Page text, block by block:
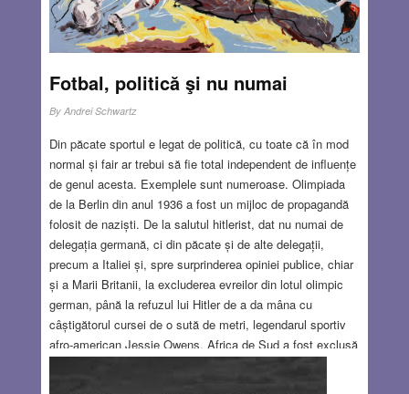
Fotbal, politică şi nu numai
By Andrei Schwartz
Din păcate sportul e legat de politică, cu toate că în mod
normal și fair ar trebui să fie total independent de influențe
de genul acesta. Exemplele sunt numeroase. Olimpiada
de la Berlin din anul 1936 a fost un mijloc de propagandă
folosit de naziști. De la salutul hitlerist, dat nu numai de
delegația germană, ci din păcate și de alte delegații,
precum a Italiei și, spre surprinderea opiniei publice, chiar
și a Marii Britanii, la excluderea evreilor din lotul olimpic
german, până la refuzul lui Hitler de a da mâna cu
câștigătorul cursei de o sută de metri, legendarul sportiv
afro-american Jessie Owens. Africa de Sud a fost exclusă